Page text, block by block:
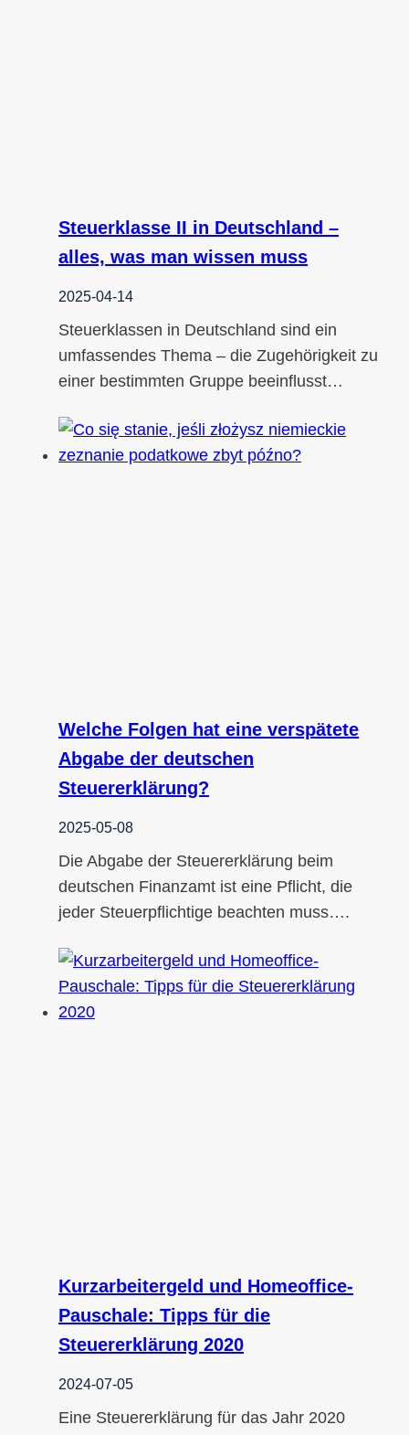
Steuerklasse II in Deutschland –
alles, was man wissen muss
2025-04-14
Steuerklassen in Deutschland sind ein
umfassendes Thema – die Zugehörigkeit zu
einer bestimmten Gruppe beeinflusst…
Welche Folgen hat eine verspätete
Abgabe der deutschen
Steuererklärung?
2025-05-08
Die Abgabe der Steuererklärung beim
deutschen Finanzamt ist eine Pflicht, die
jeder Steuerpflichtige beachten muss….
Kurzarbeitergeld und Homeoffice-
Pauschale: Tipps für die
Steuererklärung 2020
2024-07-05
Eine Steuererklärung für das Jahr 2020